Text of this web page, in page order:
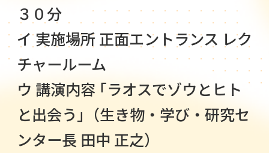
３０分
イ 実施場所 正面エントランス レク
チャールーム
ウ 講演内容 ｢ラオスでゾウとヒト
と出会う｣（生き物・学び・研究セ
ンター長 田中 正之）